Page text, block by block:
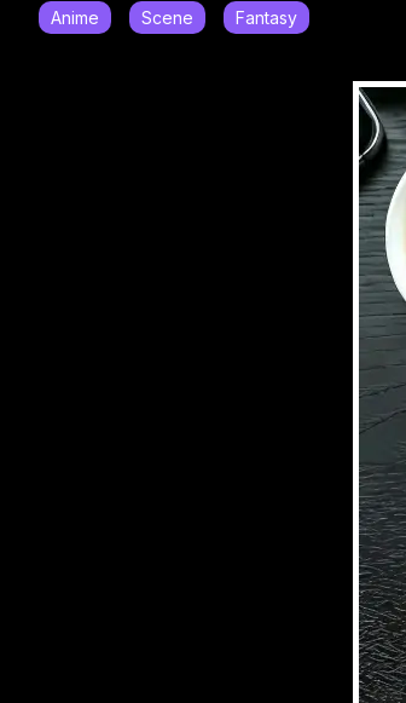
Anime Scene Fantasy